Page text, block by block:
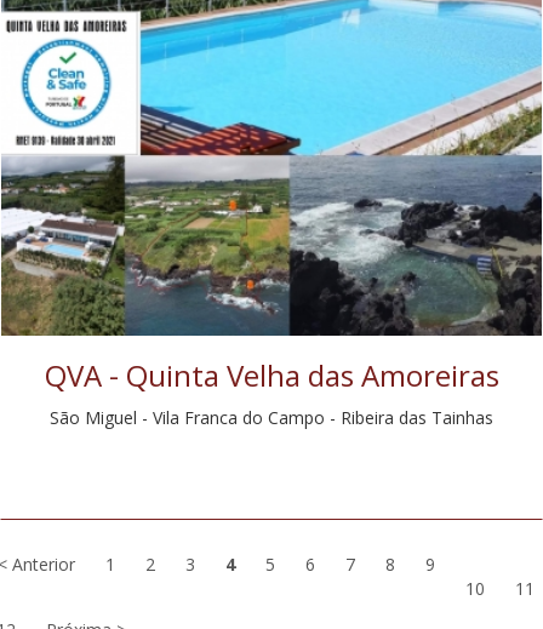
QVA - Quinta Velha das Amoreiras
São Miguel - Vila Franca do Campo - Ribeira das Tainhas
Anterior 1 2 3 4 5 6 7 8
9
10
11